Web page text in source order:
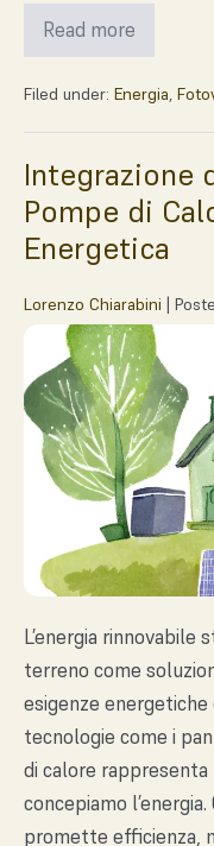
Read more
Filed under: Energia,
Integrazione
Pompe di
Energetica
Lorenzo Chiarabini |
L’energia rinnovabile
terreno come
esigenze energetiche
tecnologie come i
di calore rappresenta
concepiamo
promette efficienza,